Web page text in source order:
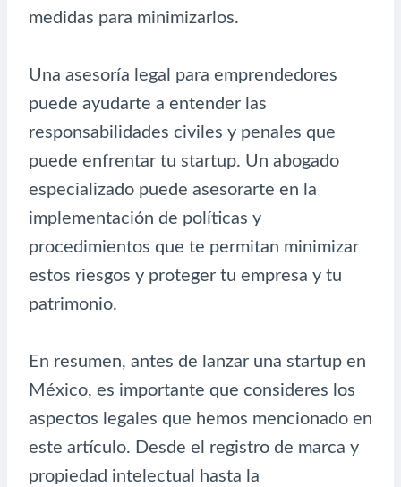
medidas para minimizarlos.
Una asesoría legal para emprendedores
puede ayudarte a entender las
responsabilidades civiles y penales que
puede enfrentar tu startup. Un abogado
especializado puede asesorarte en la
implementación de políticas y
procedimientos que te permitan minimizar
estos riesgos y proteger tu empresa y tu
patrimonio.
En resumen, antes de lanzar una startup en
México, es importante que consideres los
aspectos legales que hemos mencionado en
este artículo. Desde el registro de marca y
propiedad intelectual hasta la